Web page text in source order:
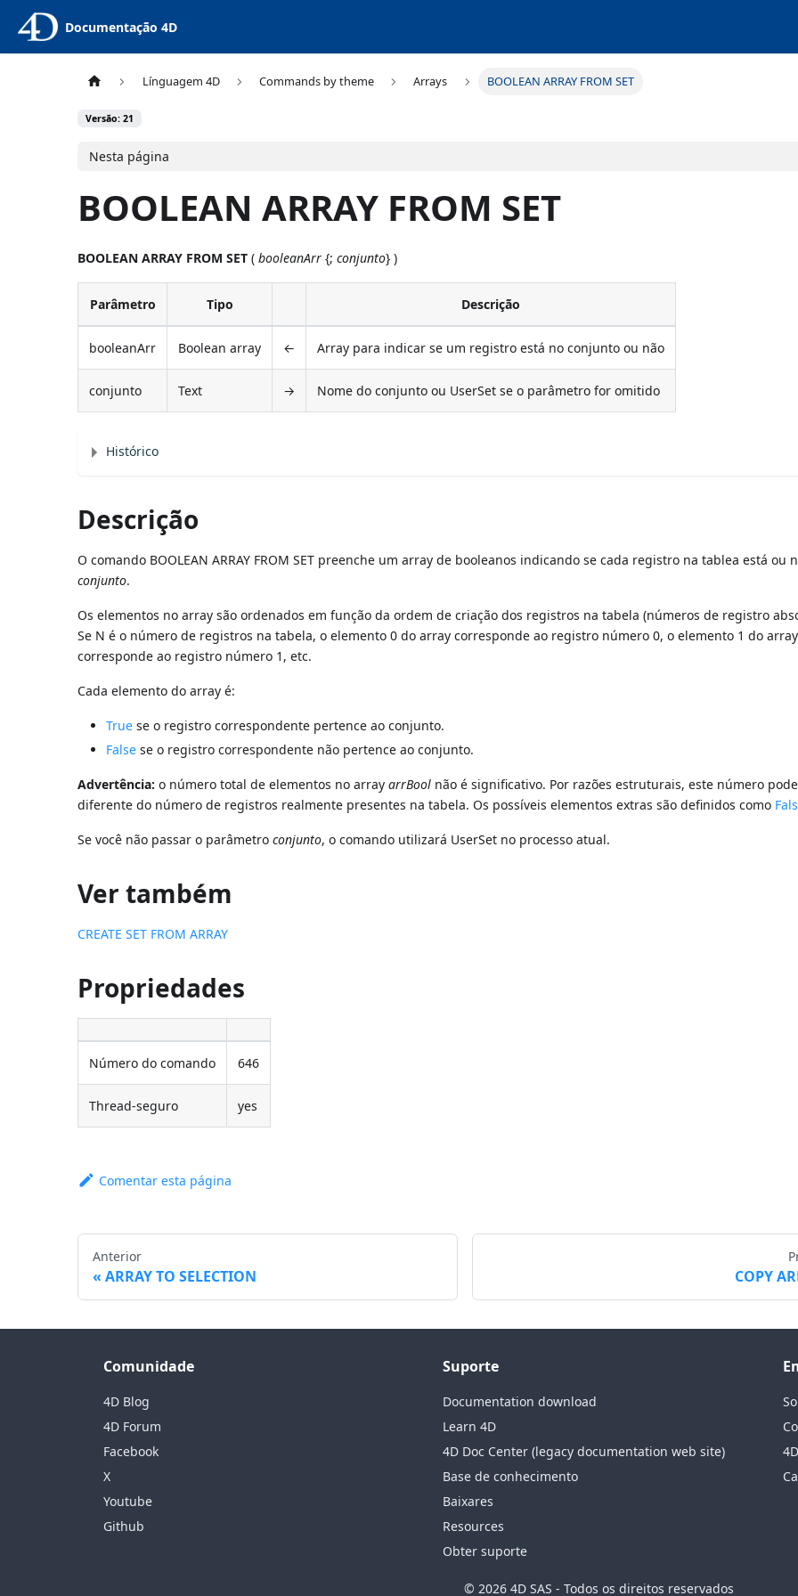
Documentação 4D
Línguagem 4D Commands by theme Arrays BOOLEAN ARRAY FROM SET
Versão: 21
Nesta página
BOOLEAN ARRAY FROM SET
BOOLEAN ARRAY FROM SET (booleanArr {;conjunto} )
Parâmetro Tipo Descrição
booleanArr Boolean array ← Array para indicar se um registro está no conjunto ou não
conjunto Text → Nome do conjunto ou UserSet se o parâmetro for omitido
Histórico
Descrição
O comando BOOLEAN ARRAY FROM SET preenche um array de booleanos indicando se cada registro na tablea está ou
conjunto.
Os elementos no array são ordenados em função da ordem de criação dos registros na tabela (números de registro
Se N é o número de registros na tabela, o elemento 0 do array corresponde ao registro número 0, o elemento 1 do array
corresponde ao registro número 1, etc.
Cada elemento do array é:
True se o registro correspondente pertence ao conjunto.
False se o registro correspondente não pertence ao conjunto.
Advertência: o número total de elementos no arrayarrBool não é significativo. Por razões estruturais, este número
diferente do número de registros realmente presentes na tabela. Os possíveis elementos extras são definidos como
Se você não passar o parâmetroconjunto, o comando utilizará UserSet no processo atual.
Ver também
CREATE SET FROM ARRAY
Propriedades
Número do comando 646
Thread-seguro yes
Comentar esta página
Anterior
ARRAY TO SELECTION COPY
Comunidade
4D Blog
4D Forum
Facebook
X
Youtube
Github
Suporte
Documentation download
Learn 4D
4D Doc Center (legacy documentation web site)
Base de conhecimento
Baixares
Resources
Obter suporte
© 2026 4D SAS - Todos os direitos reservados